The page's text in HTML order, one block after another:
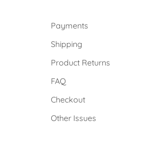
Payments
Shipping
Product Returns
FAQ
Checkout
Other Issues